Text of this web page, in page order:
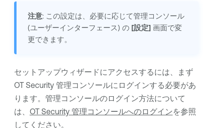
注意: この設定は、必要に応じて管理コンソール
(ユーザーインターフェース) の [設定]画面で変
更できます。
セットアップウィザードにアクセスするには、まず
OT Security管理コンソールにログインする必要があ
ります。管理コンソールのログイン方法について
は、 OT Security 管理コンソールへのログインを参照
してください。